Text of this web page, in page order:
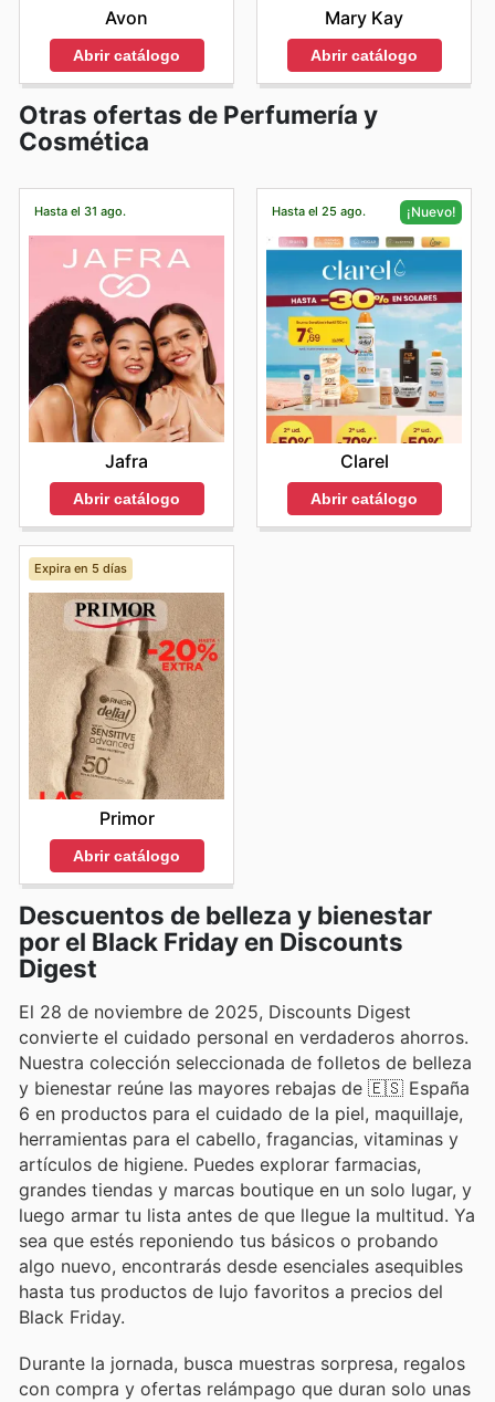
Avon
Abrir catálogo
Mary Kay
Abrir catálogo
Otras ofertas de Perfumería y
Cosmética
Hasta el 31 ago.
Jafra
Abrir catálogo
Hasta el 25 ago. ¡Nuevo!
Clarel
Abrir catálogo
Expira en 5 días
Primor
Abrir catálogo
Descuentos de belleza y bienestar
por el Black Friday en Discounts
Digest
El 28 de noviembre de 2025, Discounts Digest
convierte el cuidado personal en verdaderos ahorros.
Nuestra colección seleccionada de folletos de belleza
y bienestar reúne las mayores rebajas de 🇪🇸 España
6 en productos para el cuidado de la piel, maquillaje,
herramientas para el cabello, fragancias, vitaminas y
artículos de higiene. Puedes explorar farmacias,
grandes tiendas y marcas boutique en un solo lugar, y
luego armar tu lista antes de que llegue la multitud. Ya
sea que estés reponiendo tus básicos o probando
algo nuevo, encontrarás desde esenciales asequibles
hasta tus productos de lujo favoritos a precios del
Black Friday.
Durante la jornada, busca muestras sorpresa, regalos
con compra y ofertas relámpago que duran solo unas